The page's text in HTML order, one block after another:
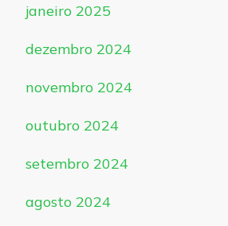
janeiro 2025
dezembro 2024
novembro 2024
outubro 2024
setembro 2024
agosto 2024